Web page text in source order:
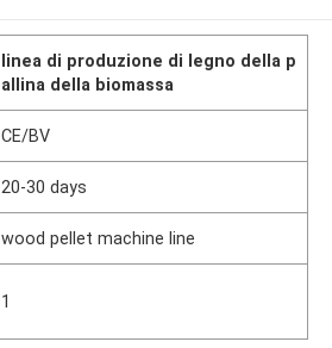
linea di produzione di legno della p
allina della biomassa
CE/BV
20-30 days
wood pellet machine line
1